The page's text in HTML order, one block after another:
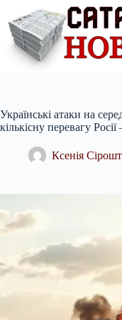
вмісту
Українські атаки на
кількісну перевагу
Ксенія